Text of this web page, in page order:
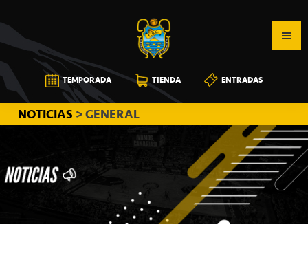
a
la
navegación
principal
al
contenido
principal
a
la
barra
lateral
principal
CB
CANARIAS
TEMPORADA TIENDA ENTRADAS
NOTICIAS > GENERAL